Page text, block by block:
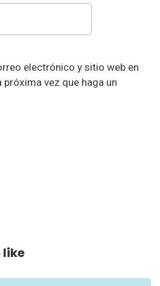
electrónico y sitio web en
vez que haga un
like